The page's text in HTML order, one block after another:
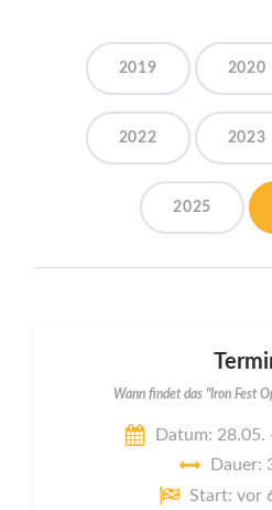
2019 2020
2022 2023
2025
Wann findet das "Iron Fest
Datum: 28.05.
Dauer:
Start: vor